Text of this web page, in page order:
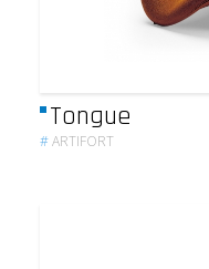
Tongue
#ARTIFORT